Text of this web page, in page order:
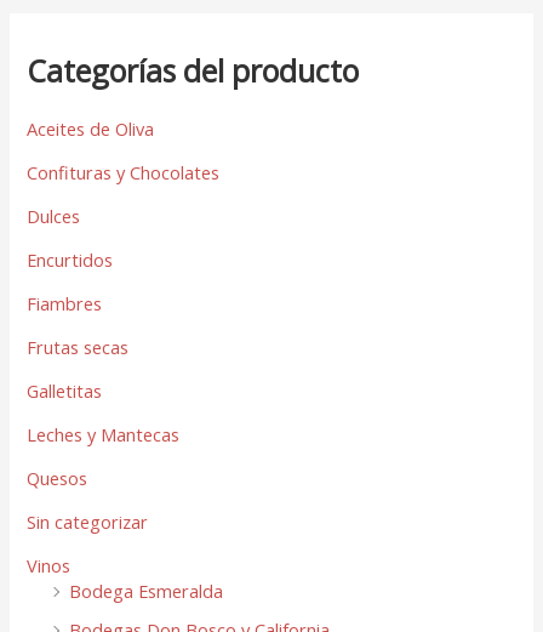
Categorías del producto
Aceites de Oliva
Confituras y Chocolates
Dulces
Encurtidos
Fiambres
Frutas secas
Galletitas
Leches y Mantecas
Quesos
Sin categorizar
Vinos
Bodega Esmeralda